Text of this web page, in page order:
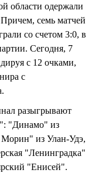
области одержали
семь матчей
со счетом 3:0, в
Сегодня, 7
с 12 очками,
с
разыгрывают
"Динамо" из
из Улан-Удэ,
"Ленинградка"
"Енисей".